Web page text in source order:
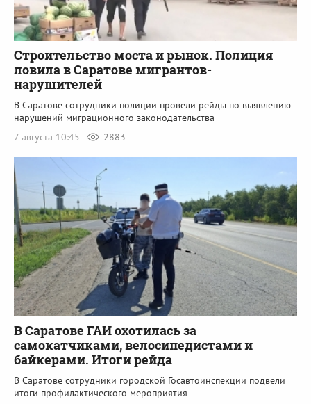
Строительство моста и рынок. Полиция
ловила в Саратове мигрантов-
нарушителей
В Саратове сотрудники полиции провели рейды по выявлению
нарушений миграционного законодательства
7 августа 10:45
2883
В Саратове ГАИ охотилась за
самокатчиками, велосипедистами и
байкерами. Итоги рейда
В Саратове сотрудники городской Госавтоинспекции подвели
итоги профилактического мероприятия